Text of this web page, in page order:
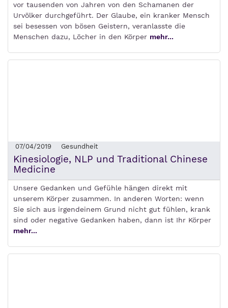
vor tausenden von Jahren von den Schamanen der
Urvölker durchgeführt. Der Glaube, ein kranker Mensch
sei besessen von bösen Geistern, veranlasste die
Menschen dazu, Löcher in den Körper mehr...
07/04/2019 Gesundheit
Kinesiologie, NLP und Traditional Chinese
Medicine
Unsere Gedanken und Gefühle hängen direkt mit
unserem Körper zusammen. In anderen Worten: wenn
Sie sich aus irgendeinem Grund nicht gut fühlen, krank
sind oder negative Gedanken haben, dann ist Ihr Körper
mehr...